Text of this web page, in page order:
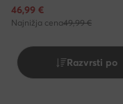
Trenutna cena
46,99 €
Najnižja cena49,99 €
Razvrsti po